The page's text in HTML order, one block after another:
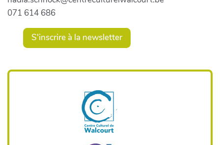
071 614 686
S'inscrire à la newsletter